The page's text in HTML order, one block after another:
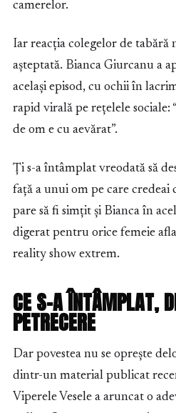
camerelor.
Iar reacția colegelor de tabără
așteptată. Bianca Giurcanu a
același episod, cu ochii în
rapid virală pe rețelele sociale:
de om e cu aevărat”.
Ți s-a întâmplat vreodată să
față a unui om pe care credeai
pare să fi simțit și Bianca în
digerat pentru orice femeie
reality show extrem.
CE S-A ÎNTÂMPLAT,
PETRECERE
Dar povestea nu se oprește
dintr-un material publicat
Viperele Vesele a aruncat o